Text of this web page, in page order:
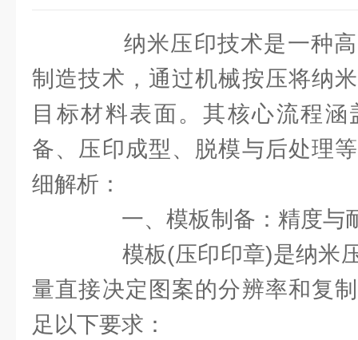
纳米压印技术是一种高
制造技术，通过机械按压将纳
目标材料表面。其核心流程
备、压印成型、脱模与后处理
细解析：
一、模板制备：精度与
模板(压印印章)是纳米
量直接决定图案的分辨率和复
足以下要求：